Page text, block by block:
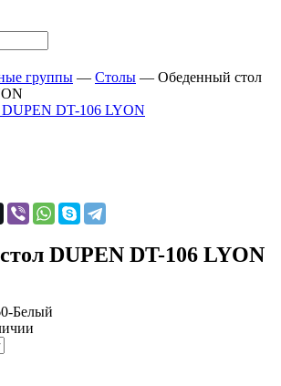
группы — Столы — Обеденный стол
DUPEN DT-106 LYON
Белый